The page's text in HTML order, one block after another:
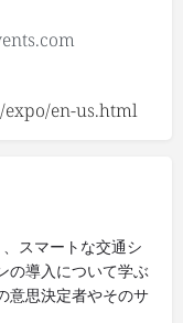
en-us.html
スマートな交通シ
の導入について学ぶ
意思決定者やそのサ